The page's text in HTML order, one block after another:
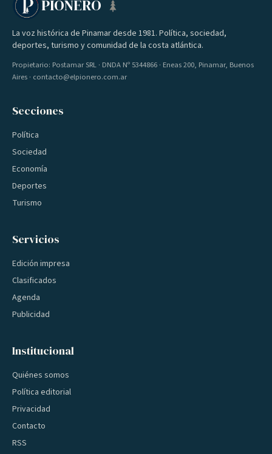
PIONERO
La voz histórica de Pinamar desde 1981. Política, sociedad,
deportes, turismo y comunidad de la costa atlántica.
Propietario: Postamar SRL · DNDA Nº 5344866 · Eneas 200, Pinamar, Buenos
Aires · contacto@elpionero.com.ar
Secciones
Política
Sociedad
Economía
Deportes
Turismo
Servicios
Edición impresa
Clasificados
Agenda
Publicidad
Institucional
Quiénes somos
Política editorial
Privacidad
Contacto
RSS